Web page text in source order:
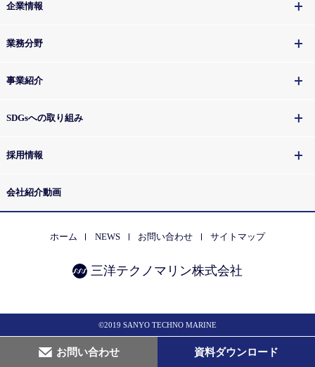
お問い合わせ 資料ダウンロード
三洋テクノマリン株式会社
ホーム NEWS お問い合わせ サイトマップ
企業情報
業務分野
事業紹介
SDGsへの取り組み
採用情報
会社紹介動画
©2019 SANYO TECHNO MARINE